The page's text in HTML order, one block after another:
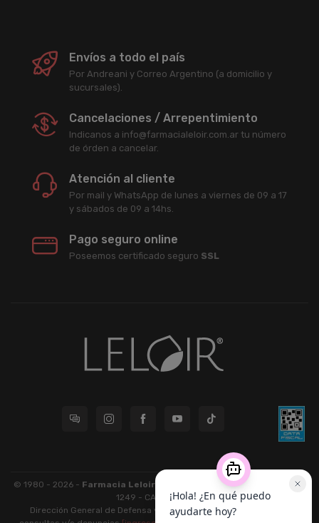
Envíos a todo el país
Por Andreani y Correo Argentino (a domicilio y
sucursales).
Cancelaciones / Arrepentimiento
Indicanos a info@farmacialeloir.com.ar tu número
de órden a cancelar.
Atención al cliente
Por mail y WhatsApp de lunes a viernes de 09 a 17
y sábados de 09 a 14hs.
Pago seguro online
Poseemos certificado seguro SSL
© 1980 - 2026 - Farmacia Leloir S.R.L.
| CUIT 33609220789 - Larrea
1249 - CABA - CP 1117
Dirección General de Defensa y Protección al Consumidor: Para